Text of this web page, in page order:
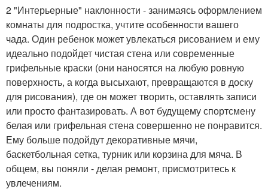
2 "Интерьерные" наклонности - занимаясь оформлением
комнаты для подростка, учтите особенности вашего
чада. Один ребенок может увлекаться рисованием и ему
идеально подойдет чистая стена или современные
грифельные краски (они наносятся на любую ровную
поверхность, а когда высыхают, превращаются в доску
для рисования), где он может творить, оставлять записи
или просто фантазировать. А вот будущему спортсмену
белая или грифельная стена совершенно не понравится.
Ему больше подойдут декоративные мячи,
баскетбольная сетка, турник или корзина для мяча. В
общем, вы поняли - делая ремонт, присмотритесь к
увлечениям.